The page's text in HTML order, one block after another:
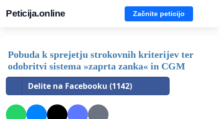
Peticija.online Začnite peticijo
Pobuda k sprejetju strokovnih kriterijev ter
odobritvi sistema »zaprta zanka« in CGM
Delite na Facebooku (1142)